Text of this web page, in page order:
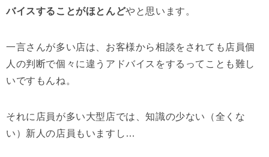
バイスすることがほとんどやと思います。
一言さんが多い店は、お客様から相談をされても店員個
人の判断で個々に違うアドバイスをするってことも難し
いですもんね。
それに店員が多い大型店では、知識の少ない（全くな
い）新人の店員もいますし…